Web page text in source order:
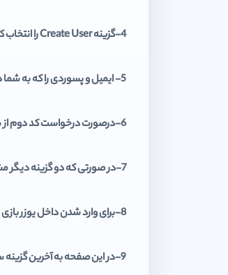
4-گزینه Create User را انتخاب کنید
5- ایمیل و پسوردی را که به شما داده شده را به ترتیب در کادر اول و دوم وارد کنید.
6-درصورت درخواست کد دوم از شما ،عکس آن را برای پشتیبان فرستاده و کد را دریافت و وارد نمایید.
7-در صورتی که دو گزینه دیگر مشاهده کردید Change To This Device را انتخاب کنید.
8-برای وارد شدن داخل یوزر بازی دکمه وسط دسته را نگه دارید سپس از گزینه Power و بعد Switch User یوزر بازی را انتخاب کنید.
9-در این صفحه به آخرین گزینه سمت راست یعنی Library وارد شوید و از قسمت Purchase بازی مورد نظر را به لیست دانلود اضافه کنید.